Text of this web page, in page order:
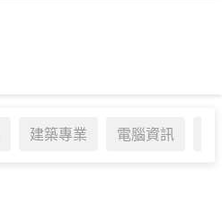
建築專業 電腦資訊